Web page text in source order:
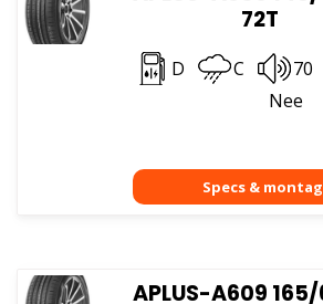
72T
D C 70
Nee
APLUS-A609 165/